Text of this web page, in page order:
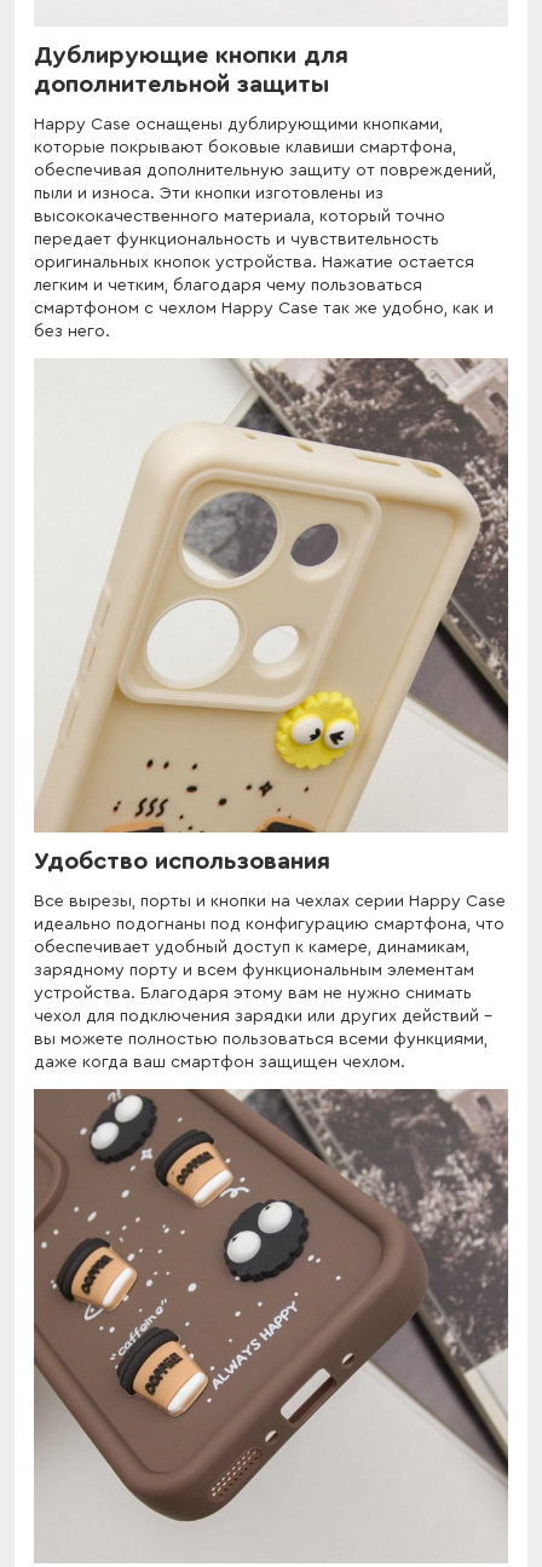
Дублирующие кнопки для
дополнительной защиты
Happy Case оснащены дублирующими кнопками,
которые покрывают боковые клавиши смартфона,
обеспечивая дополнительную защиту от повреждений,
пыли и износа. Эти кнопки изготовлены из
высококачественного материала, который точно
передает функциональность и чувствительность
оригинальных кнопок устройства. Нажатие остается
легким и четким, благодаря чему пользоваться
смартфоном с чехлом Happy Case так же удобно, как и
без него.
Удобство использования
Все вырезы, порты и кнопки на чехлах серии Happy Case
идеально подогнаны под конфигурацию смартфона, что
обеспечивает удобный доступ к камере, динамикам,
зарядному порту и всем функциональным элементам
устройства. Благодаря этому вам не нужно снимать
чехол для подключения зарядки или других действий -
вы можете полностью пользоваться всеми функциями,
даже когда ваш смартфон защищен чехлом.